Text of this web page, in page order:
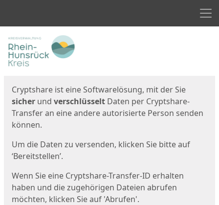
Start
Cryptshare ist eine Softwarelösung, mit der Sie
sicher und verschlüsselt Daten per Cryptshare-
Transfer an eine andere autorisierte Person senden
können.
Um die Daten zu versenden, klicken Sie bitte auf
‘Bereitstellen’.
Wenn Sie eine Cryptshare-Transfer-ID erhalten
haben und die zugehörigen Dateien abrufen
möchten, klicken Sie auf 'Abrufen'.